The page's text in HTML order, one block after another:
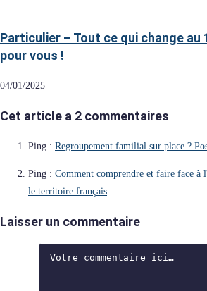
Particulier – Tout ce qui change au
pour vous !
04/01/2025
Cet article a 2 commentaires
Ping : Regroupement familial sur place ?
Ping : Comment comprendre et faire face
le territoire français
Laisser un commentaire